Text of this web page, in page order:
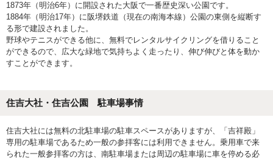
1873年（明治6年）に開設された大阪で一番歴史深い公園です。
1884年（明治17年）に阪堺鉄道（現在の南海本線）公園の東側を縦断す
る形で建設されました。
野球やテニスができる他に、無料でレンタルサイクリングを借りること
ができるので、広大な緑地で気持ちよく走ったり、伸び伸びと体を動か
すことができます。
住吉大社・住吉公園 駐車場事情
住吉大社には無料の北駐車場の駐車スペースがありますが、「吉祥殿」
専用の駐車場であるため一般の参拝客には利用できません。乗用車で来
られた一般参拝客の方は、南駐車場または周辺の駐車場に車を停める必